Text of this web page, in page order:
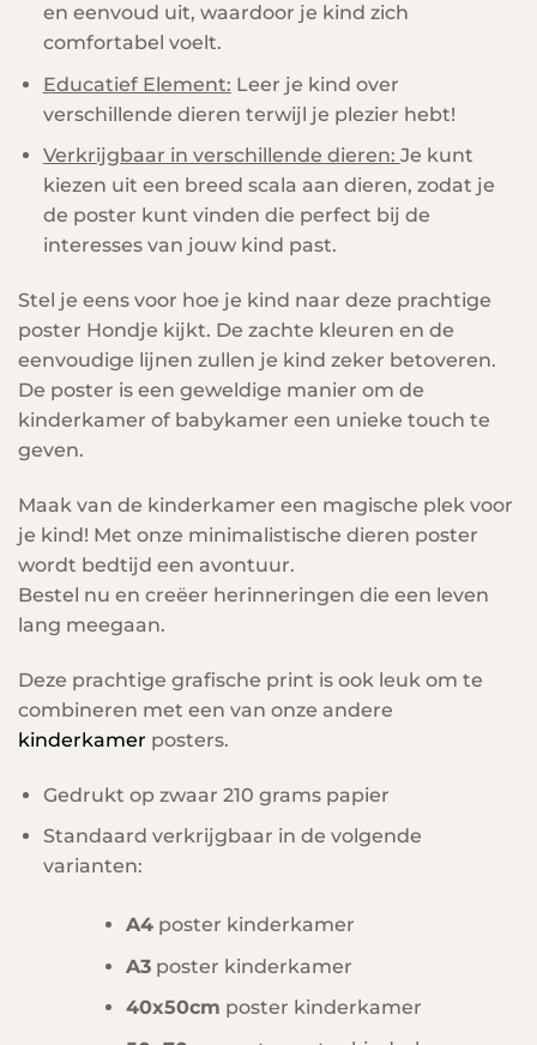
en eenvoud uit, waardoor je kind zich
comfortabel voelt.
Educatief Element: Leer je kind over
verschillende dieren terwijl je plezier hebt!
Verkrijgbaar in verschillende dieren: Je kunt
kiezen uit een breed scala aan dieren, zodat je
de poster kunt vinden die perfect bij de
interesses van jouw kind past.
Stel je eens voor hoe je kind naar deze prachtige
poster Hondje kijkt. De zachte kleuren en de
eenvoudige lijnen zullen je kind zeker betoveren.
De poster is een geweldige manier om de
kinderkamer of babykamer een unieke touch te
geven.
Maak van de kinderkamer een magische plek voor
je kind! Met onze minimalistische dieren poster
wordt bedtijd een avontuur.
Bestel nu en creëer herinneringen die een leven
lang meegaan.
Deze prachtige grafische print is ook leuk om te
combineren met een van onze andere
kinderkamer posters.
Gedrukt op zwaar 210 grams papier
Standaard verkrijgbaar in de volgende
varianten:
A4poster kinderkamer
A3poster kinderkamer
40x50cm poster kinderkamer